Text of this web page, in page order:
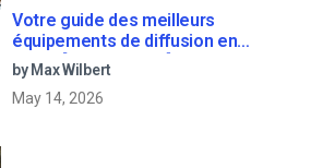
Votre guide des meilleurs
équipements de diffusion en
direct [2025 Update]
by Max Wilbert
May 14, 2026